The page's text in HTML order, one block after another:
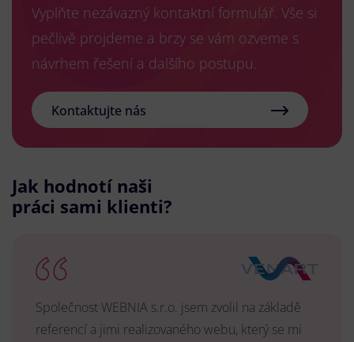
Vyplňte nezávazný kontaktní formulář. Vše si
pečlivě projdeme a brzy se vám ozveme s
návrhem řešení a dalšího postupu.
Kontaktujte nás
Jak hodnotí naši
práci sami klienti?
Společnost WEBNIA s.r.o. jsem zvolil na základě
referencí a jimi realizovaného webu, který se mi